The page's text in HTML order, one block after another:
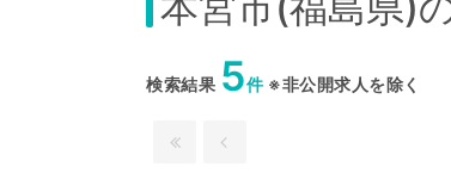
検索結果 5件※非公開求人を除く